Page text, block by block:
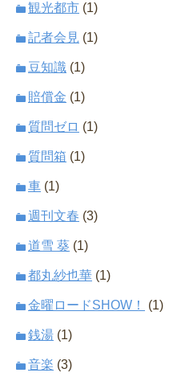
観光都市 (1)
記者会見 (1)
豆知識 (1)
賠償金 (1)
質問ゼロ (1)
質問箱 (1)
車 (1)
週刊文春 (3)
道雪 葵 (1)
都丸紗也華 (1)
金曜ロードSHOW！ (1)
銭湯 (1)
音楽 (3)